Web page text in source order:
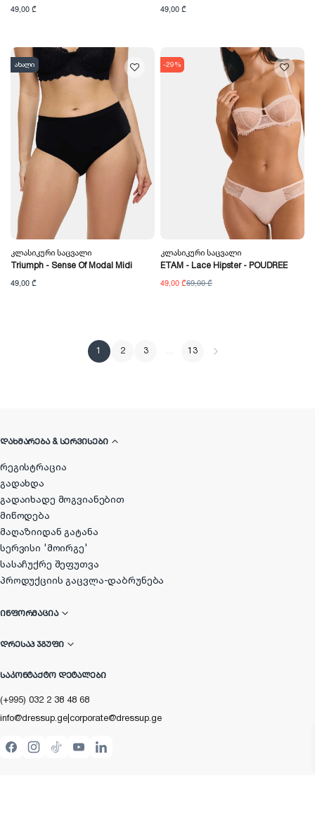
49,00 ₾ 49,00 ₾
ახალი
Კლასიკური Საცვალი
Triumph - Sense Of Modal Midi
49,00 ₾
-29%
Კლასიკური Საცვალი
ETAM - Lace Hipster - POUDREE
49,00 ₾69,00 ₾
1 2 3 … 13
ᲓᲐᲮᲛᲐᲠᲔᲑᲐ & ᲡᲔᲠᲕᲘᲡᲔᲑᲘ
რეგისტრაცია
გადახდა
გადაიხადე მოგვიანებით
მიწოდება
მაღაზიიდან გატანა
სერვისი 'მოირგე'
სასაჩუქრე შეფუთვა
პროდუქციის გაცვლა-დაბრუნება
ᲘᲜᲤᲝᲠᲛᲐᲪᲘᲐ
ᲓᲠᲔᲡᲐᲞ ᲯᲒᲣᲤᲘ
ᲡᲐᲙᲝᲜᲢᲐᲥᲢᲝ ᲓᲔᲢᲐᲚᲔᲑᲘ
(+995) 032 2 38 48 68
info@dressup.ge|corporate@dressup.ge